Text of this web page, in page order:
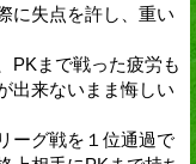
に失点を許し、重い
PKまで戦った疲労も
出来ないまま悔しい
ーグ戦を１位通過で